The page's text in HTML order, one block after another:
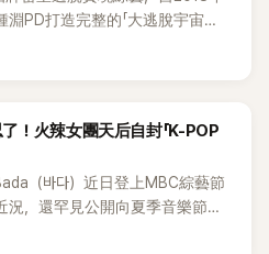
最近的新聞，李瑞鎮突然直球
去做整形？是人中縮短手術嗎？」
補刀：「妳以前不是還在游泳池
的風波。李智惠聽了忍不住笑
李瑞鎮則回嘴：「那時候新聞鬧那
一往，氣氛反而更加輕鬆。 談到
言，當時確實被質疑動過隆胸手
之後，就開始被說是不是去隆乳
PD打造完整的「大逃脫宇宙
電影級場景與龐大世界觀，累積
！火辣女團天后自封「K-POP
（바다）近日登上MBC綜藝節
況，還罕見公開向夏季音樂節
今從未受邀演出，更幽默表示：